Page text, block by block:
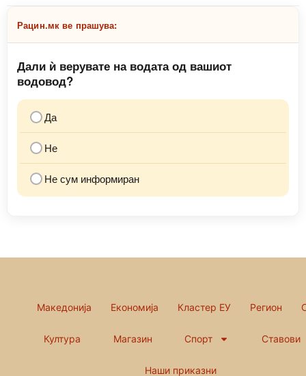
Рацин.мк ве прашува:
Дали ѝ верувате на водата од вашиот
водовод?
Да
Не
Не сум информиран
Македонија Економија Кластер ЕУ Регион
Култура Магазин Спорт Ставови
Наши приказни